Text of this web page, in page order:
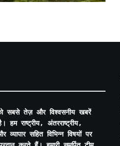
सबसे तेज़ और विश्वसनीय खबरें
हम राष्ट्रीय, अंतरराष्ट्रीय,
सहित विभिन्न विषयों पर